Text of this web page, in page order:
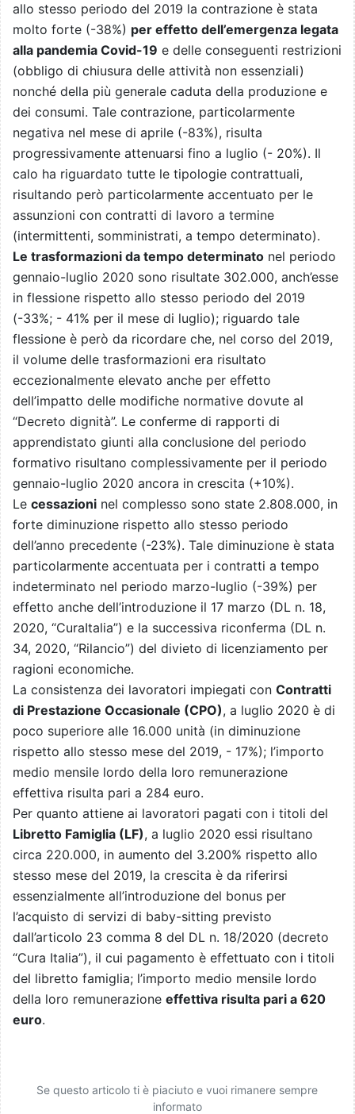
allo stesso periodo del 2019 la contrazione è stata
molto forte (-38%) per effetto dell’emergenza legata
alla pandemia Covid-19 e delle conseguenti restrizioni
(obbligo di chiusura delle attività non essenziali)
nonché della più generale caduta della produzione e
dei consumi. Tale contrazione, particolarmente
negativa nel mese di aprile (-83%), risulta
progressivamente attenuarsi fino a luglio (- 20%). Il
calo ha riguardato tutte le tipologie contrattuali,
risultando però particolarmente accentuato per le
assunzioni con contratti di lavoro a termine
(intermittenti, somministrati, a tempo determinato).
Le trasformazioni da tempo determinato nel periodo
gennaio-luglio 2020 sono risultate 302.000, anch’esse
in flessione rispetto allo stesso periodo del 2019
(-33%; - 41% per il mese di luglio); riguardo tale
flessione è però da ricordare che, nel corso del 2019,
il volume delle trasformazioni era risultato
eccezionalmente elevato anche per effetto
dell’impatto delle modifiche normative dovute al
“Decreto dignità”. Le conferme di rapporti di
apprendistato giunti alla conclusione del periodo
formativo risultano complessivamente per il periodo
gennaio-luglio 2020 ancora in crescita (+10%).
Le cessazioni nel complesso sono state 2.808.000, in
forte diminuzione rispetto allo stesso periodo
dell’anno precedente (-23%). Tale diminuzione è stata
particolarmente accentuata per i contratti a tempo
indeterminato nel periodo marzo-luglio (-39%) per
effetto anche dell’introduzione il 17 marzo (DL n. 18,
2020, “CuraItalia”) e la successiva riconferma (DL n.
34, 2020, “Rilancio”) del divieto di licenziamento per
ragioni economiche.
La consistenza dei lavoratori impiegati con Contratti
di Prestazione Occasionale (CPO), a luglio 2020 è di
poco superiore alle 16.000 unità (in diminuzione
rispetto allo stesso mese del 2019, - 17%); l’importo
medio mensile lordo della loro remunerazione
effettiva risulta pari a 284 euro.
Per quanto attiene ai lavoratori pagati con i titoli del
Libretto Famiglia (LF), a luglio 2020 essi risultano
circa 220.000, in aumento del 3.200% rispetto allo
stesso mese del 2019, la crescita è da riferirsi
essenzialmente all’introduzione del bonus per
l’acquisto di servizi di baby-sitting previsto
dall’articolo 23 comma 8 del DL n. 18/2020 (decreto
“Cura Italia”), il cui pagamento è effettuato con i titoli
del libretto famiglia; l’importo medio mensile lordo
della loro remunerazione effettiva risulta pari a 620
euro.
Se questo articolo ti è piaciuto e vuoi rimanere sempre
informato